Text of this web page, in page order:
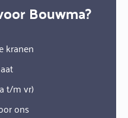
Bouwma?
kranen
t/m vr)
ons